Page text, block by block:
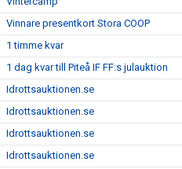
Vinnare presentkort Stora COOP
1 timme kvar
1 dag kvar till Piteå IF FF:s julauktion
Idrottsauktionen.se
Idrottsauktionen.se
Idrottsauktionen.se
Idrottsauktionen.se